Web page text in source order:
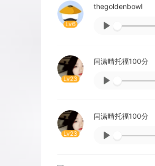
Lv6
thegoldenbowl
Lv23
闫潇晴托福100分
Lv23
闫潇晴托福100分